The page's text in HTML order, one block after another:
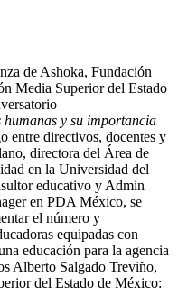
de Ashoka, Fundación
Media Superior del Estado
y su importancia
entre directivos, docentes y
directora del Área de
en la Universidad del
educativo y Admin
en PDA México, se
el número y
equipadas con
educación para la agencia
Alberto Salgado Treviño,
del Estado de México: